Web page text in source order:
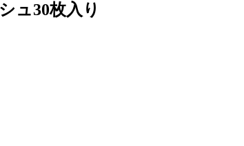
ュ30枚入り